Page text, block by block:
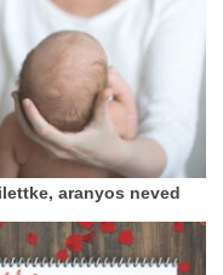
aranyos neved